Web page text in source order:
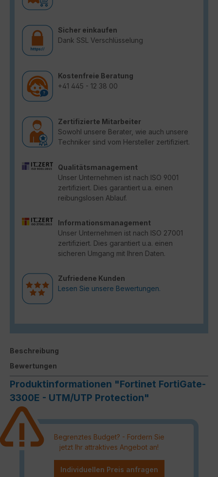
Sicher einkaufen
Dank SSL Verschlüsselung
Kostenfreie Beratung
+41 445 - 12 38 00
Zertifizierte Mitarbeiter
Sowohl unsere Berater, wie auch unsere
Techniker sind vom Hersteller zertifiziert.
Qualitätsmanagement
Unser Unternehmen ist nach ISO 9001
zertifiziert. Dies garantiert u.a. einen
reibungslosen Ablauf.
Informationsmanagement
Unser Unternehmen ist nach ISO 27001
zertifiziert. Dies garantiert u.a. einen
sicheren Umgang mit Ihren Daten.
Zufriedene Kunden
Lesen Sie unsere Bewertungen.
Beschreibung
Bewertungen
Produktinformationen "Fortinet FortiGate-
3300E - UTM/UTP Protection"
Begrenztes Budget? - Fordern Sie
jetzt Ihr attraktives Angebot an!
Individuellen Preis anfragen